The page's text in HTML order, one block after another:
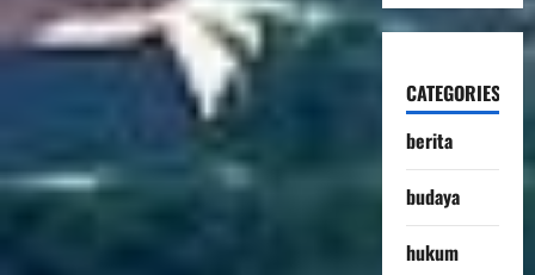
CATEGORIES
berita
budaya
hukum